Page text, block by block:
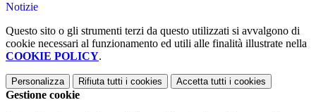
Notizie
Questo sito o gli strumenti terzi da questo utilizzati si avvalgono di
cookie necessari al funzionamento ed utili alle finalità illustrate nella
COOKIE POLICY.
Personalizza Rifiuta tutti i cookies Accetta tutti i cookies
Gestione cookie